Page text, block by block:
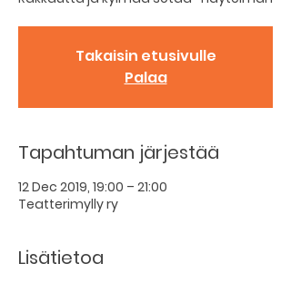
Takaisin etusivulle
Palaa
Tapahtuman järjestää
12 Dec 2019, 19:00 – 21:00
Teatterimylly ry
Lisätietoa